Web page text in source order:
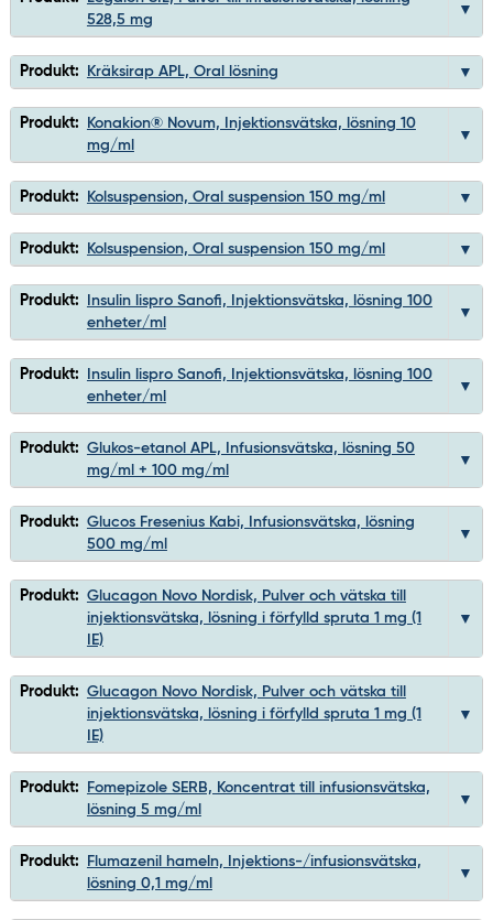
528,5 mg
Produkt: Kräksirap APL, Oral lösning
Produkt:
Konakion® Novum, Injektionsvätska, lösning 10
mg/ml
Produkt: Kolsuspension, Oral suspension 150 mg/ml
Produkt: Kolsuspension, Oral suspension 150 mg/ml
Produkt:
Insulin lispro Sanofi, Injektionsvätska, lösning 100
enheter/ml
Produkt:
Insulin lispro Sanofi, Injektionsvätska, lösning 100
enheter/ml
Produkt: Glukos-etanol APL, Infusionsvätska, lösning 50
mg/ml + 100 mg/ml
Produkt: Glucos Fresenius Kabi, Infusionsvätska, lösning
500 mg/ml
Produkt: Glucagon Novo Nordisk, Pulver och vätska till
injektionsvätska, lösning i förfylld spruta 1 mg (1
IE)
Produkt: Glucagon Novo Nordisk, Pulver och vätska till
injektionsvätska, lösning i förfylld spruta 1 mg (1
IE)
Produkt:
Fomepizole SERB, Koncentrat till infusionsvätska,
lösning 5 mg/ml
Produkt:
Flumazenil hameln, Injektions-/infusionsvätska,
lösning 0,1 mg/ml